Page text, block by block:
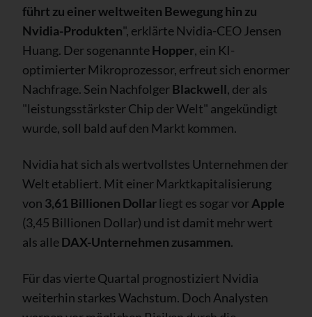
führt zu einer weltweiten Bewegung hin zu
Nvidia-Produkten", erklärte Nvidia-CEO Jensen
Huang. Der sogenannteHopper, ein KI-
optimierter Mikroprozessor, erfreut sich enormer
Nachfrage. Sein NachfolgerBlackwell, der als
"leistungsstärkster Chip der Welt" angekündigt
wurde, soll bald auf den Markt kommen.
Nvidia hat sich als wertvollstes Unternehmen der
Welt etabliert. Mit einer Marktkapitalisierung
von 3,61 Billionen Dollar liegt es sogar vorApple
(3,45 Billionen Dollar) und ist damit mehr wert
als alleDAX-Unternehmen zusammen.
Für das vierte Quartal prognostiziert Nvidia
weiterhin starkes Wachstum. Doch Analysten